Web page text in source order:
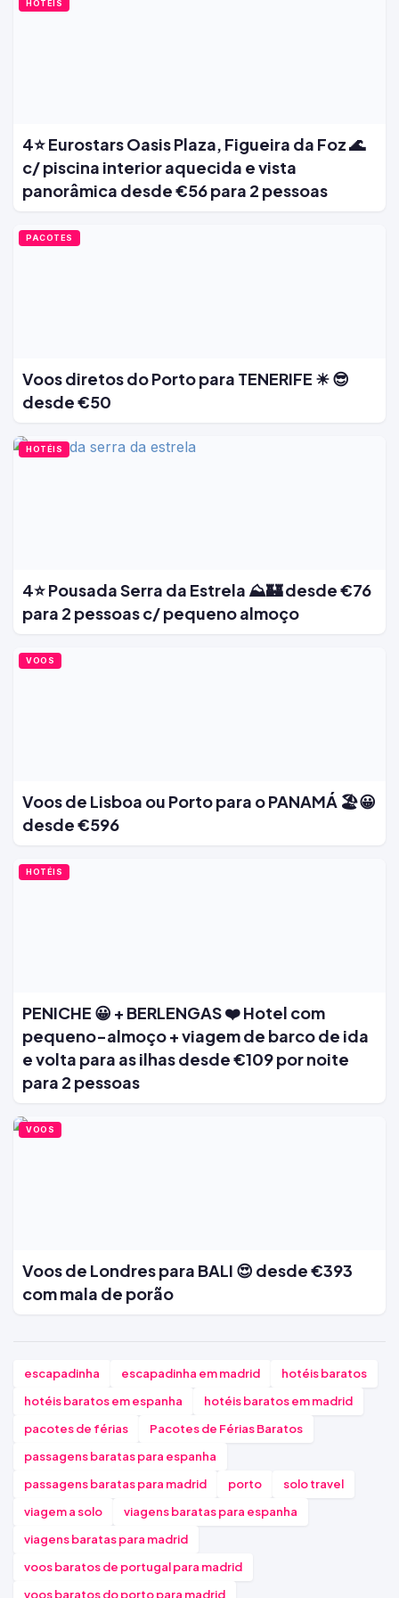
HOTÉIS
4⭐ Eurostars Oasis Plaza, Figueira da Foz 🌊
c/ piscina interior aquecida e vista
panorâmica desde €56 para 2 pessoas
PACOTES
Voos diretos do Porto para TENERIFE ☀ 😎
desde €50
HOTÉIS
4⭐ Pousada Serra da Estrela ⛰️🏰 desde €76
para 2 pessoas c/ pequeno almoço
VOOS
Voos de Lisboa ou Porto para o PANAMÁ 🏖️😀
desde €596
HOTÉIS
PENICHE 😀 + BERLENGAS ❤️ Hotel com
pequeno-almoço + viagem de barco de ida
e volta para as ilhas desde €109 por noite
para 2 pessoas
VOOS
Voos de Londres para BALI 😍 desde €393
com mala de porão
escapadinha escapadinha em madrid
hotéis baratos
hotéis baratos em espanha
hotéis baratos em madrid
pacotes de férias
Pacotes de Férias Baratos
passagens baratas para espanha
passagens baratas para madrid
porto
solo travel
viagem a solo
viagens baratas para espanha
viagens baratas para madrid
voos baratos de portugal para madrid
voos baratos do porto para madrid